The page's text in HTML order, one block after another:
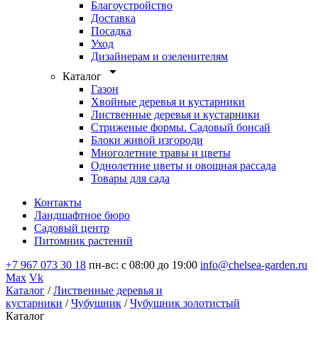
Благоустройство
Доставка
Посадка
Уход
Дизайнерам и озеленителям
Каталог
arrow_drop_down
Газон
Хвойные деревья и кустарники
Лиственные деревья и кустарники
Стриженые формы. Садовый бонсай
Блоки живой изгороди
Многолетние травы и цветы
Однолетние цветы и овощная рассада
Товары для сада
Контакты
Ландшафтное бюро
Садовый центр
Питомник растений
+7 967 073 30 18 пн-вс: с 08:00 до 19:00 info@chelsea-garden.ru
Max Vk
Каталог /Лиственные деревья и
кустарники /Чубушник /Чубушник золотистый
Каталог